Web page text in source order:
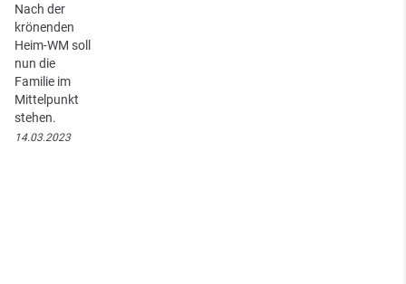
Nach der
krönenden
Heim-WM soll
nun die
Familie im
Mittelpunkt
stehen.
14.03.2023